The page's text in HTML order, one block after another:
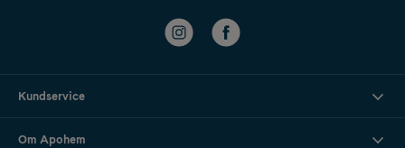
Kundservice
Om Apohem